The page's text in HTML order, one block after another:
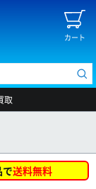
カート
取
送料無料